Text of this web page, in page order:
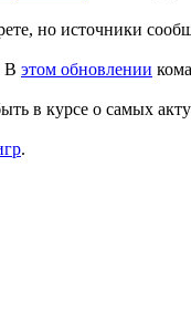
но источники
В этом обновлении
в курсе о самых
.